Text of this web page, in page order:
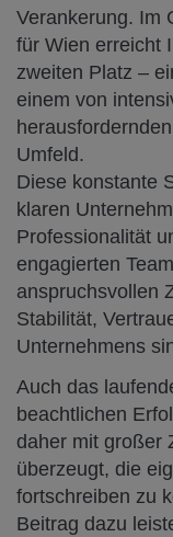
Verankerung. Im
für Wien erreicht
zweiten Platz –
einem von
Umfeld.
Diese konstante
klaren
Professionalität
engagierten
anspruchsvollen
Stabilität,
Unternehmens
Auch das
beachtlichen
daher mit großer
überzeugt, die
fortschreiben zu
Beitrag dazu